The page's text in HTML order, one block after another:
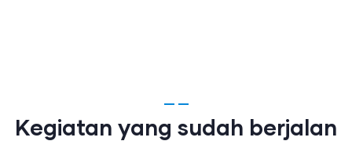
Kegiatan yang sudah berjalan